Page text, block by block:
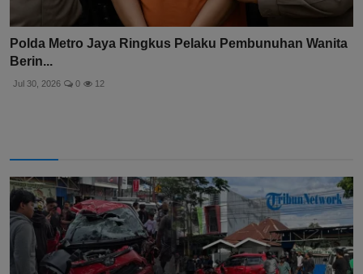
Polda Metro Jaya Ringkus Pelaku Pembunuhan Wanita
Berin...
Jul 30, 2026 0 12